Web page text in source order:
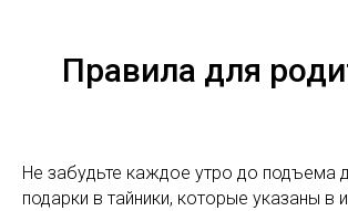
Правила для
Не забудьте каждое утро до подъема
подарки в тайники, которые указаны в